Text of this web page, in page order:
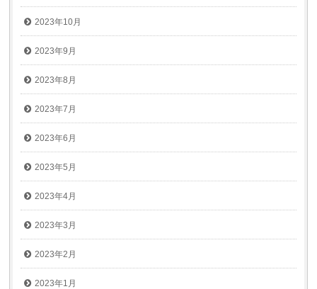
2023年10月
2023年9月
2023年8月
2023年7月
2023年6月
2023年5月
2023年4月
2023年3月
2023年2月
2023年1月